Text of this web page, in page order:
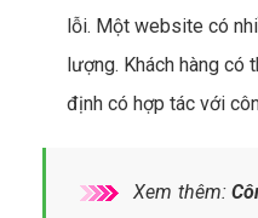
lỗi. Một website có
lượng. Khách hàng có
định có hợp tác với
Xem thêm: